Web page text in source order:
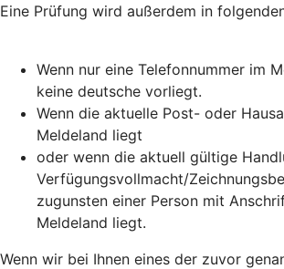
Eine Prüfung wird außerdem in
Wenn nur eine Telefonnummer im
keine deutsche vorliegt.
Wenn die aktuelle Post- oder
Meldeland liegt
oder wenn die aktuell gültige
Verfügungsvollmacht/
zugunsten einer Person mit
Meldeland liegt.
Wenn wir bei Ihnen eines der zuvor